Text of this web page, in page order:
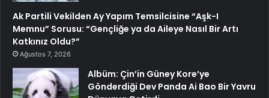
Ak Partili Vekilden Ay Yapım Temsilcisine “Aşk-I
Memnu” Sorusu: “Gençliğe ya da Aileye Nasıl Bir Artı
Katkınız Oldu?”
Ağustos 7, 2026
Albüm: Çin’in Güney Kore’ye
Gönderdiği Dev Panda Ai Bao Bir Yavru